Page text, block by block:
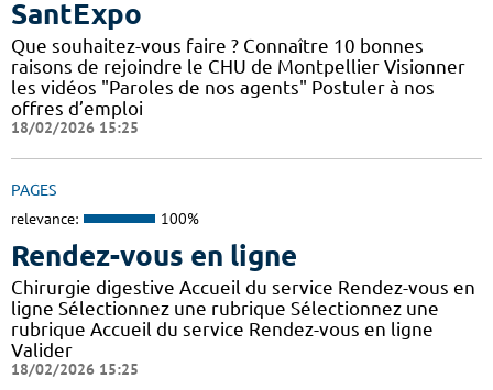
SantExpo
Que souhaitez-vous faire ? Connaître 10 bonnes
raisons de rejoindre le CHU de Montpellier Visionner
les vidéos "Paroles de nos agents" Postuler à nos
offres d’emploi
18/02/2026 15:25
PAGES
relevance: 100%
Rendez-vous en ligne
Chirurgie digestive Accueil du service Rendez-vous en
ligne Sélectionnez une rubrique Sélectionnez une
rubrique Accueil du service Rendez-vous en ligne
Valider
18/02/2026 15:25